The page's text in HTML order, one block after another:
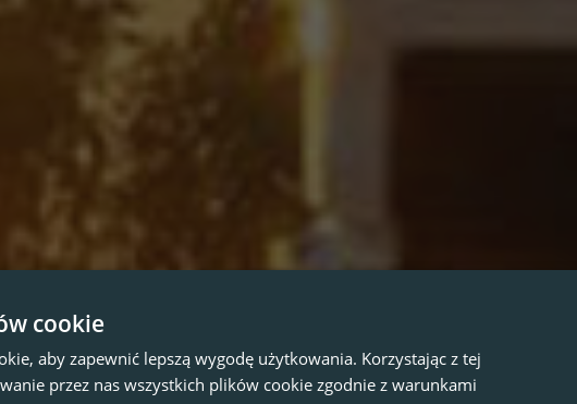
cookie
aby zapewnić lepszą wygodę użytkowania. Korzystając z tej
przez nas wszystkich plików cookie zgodnie z warunkami